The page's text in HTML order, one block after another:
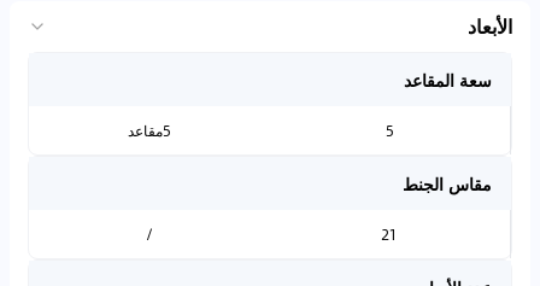
الأبعاد
سعة المقاعد
5 5مقاعد
مقاس الجنط
21
/